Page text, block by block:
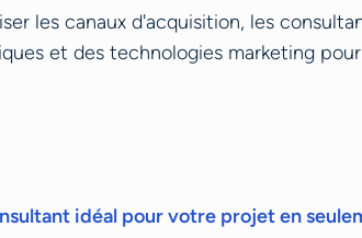
les canaux d'acquisition, les
et des technologies marketing
idéal pour votre projet en